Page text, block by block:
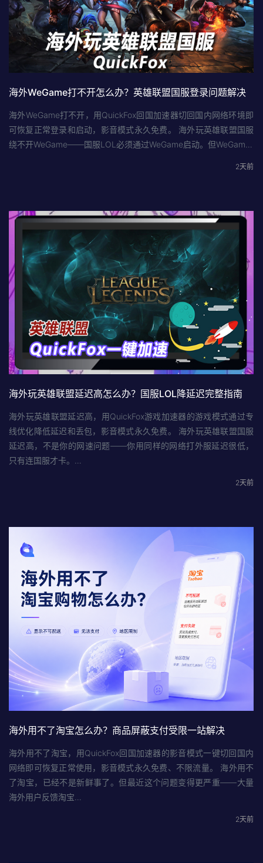
海外WeGame打不开怎么办？英雄联盟国服登录问题解决
海外WeGame打不开，用QuickFox回国加速器切回国内网络环境即
可恢复正常登录和启动，影音模式永久免费。 海外玩英雄联盟国服
绕不开WeGame——国服LOL必须通过WeGame启动。但WeGam…
2天前
海外玩英雄联盟延迟高怎么办？国服LOL降延迟完整指南
海外玩英雄联盟延迟高，用QuickFox游戏加速器的游戏模式通过专
线优化降低延迟和丢包，影音模式永久免费。 海外玩英雄联盟国服
延迟高，不是你的网速问题——你用同样的网络打外服延迟很低，
只有连国服才卡。…
2天前
海外用不了淘宝怎么办？商品屏蔽支付受限一站解决
海外用不了淘宝，用QuickFox回国加速器的影音模式一键切回国内
网络即可恢复正常使用，影音模式永久免费、不限流量。 海外用不
了淘宝，已经不是新鲜事了。但最近这个问题变得更严重——大量
海外用户反馈淘宝…
2天前